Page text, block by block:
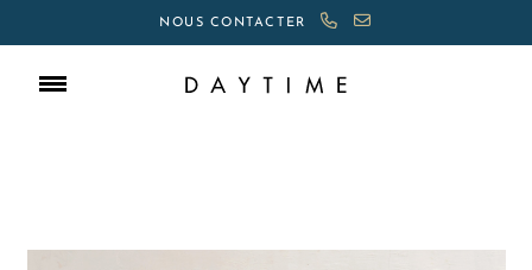
NOUS CONTACTER